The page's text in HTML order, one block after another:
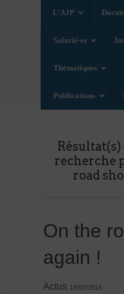
L’AJP
Salarié·es
Thématiques
Publications
Résultat(s)
recherche
road
On the
again !
Actus 19/02/2016